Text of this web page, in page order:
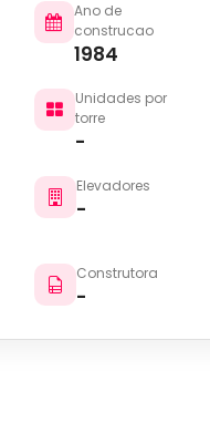
Ano de
construcao
1984
Unidades por
torre
-
Elevadores
-
Construtora
-